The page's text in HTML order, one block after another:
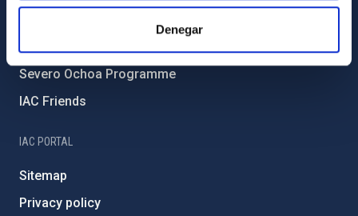
Denegar
External funding
Severo Ochoa Programme
IAC Friends
IAC PORTAL
Sitemap
Privacy policy